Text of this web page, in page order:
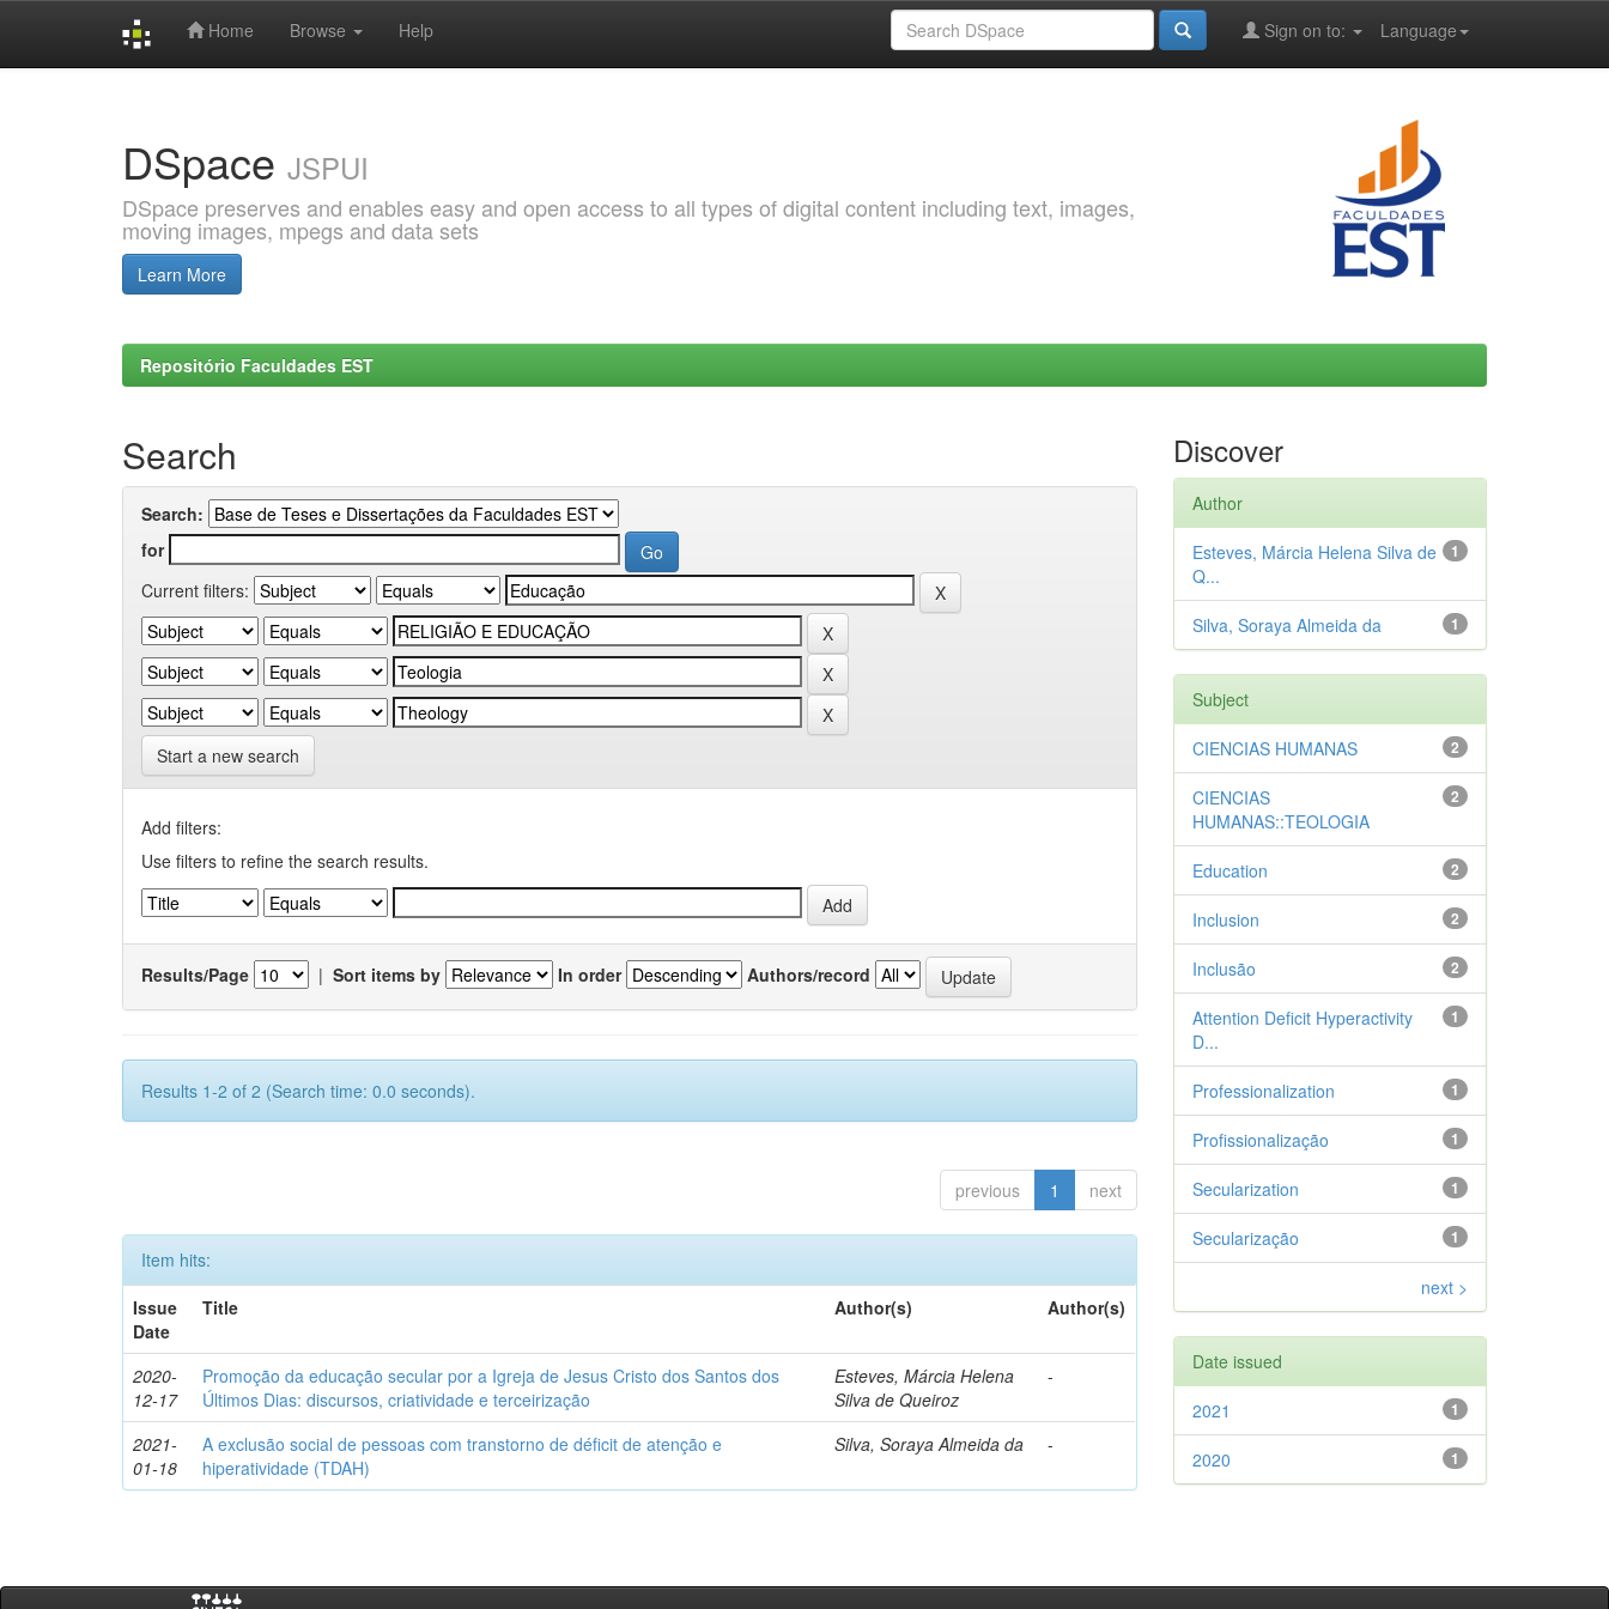
Home Browse Help Language
Sign on to:
DSpace JSPUI
DSpace preserves and enables easy and open access to all types of digital content including text, images,
moving images, mpegs and data sets
Learn More
Repositório Faculdades EST
Search
Search:
for
Current filters:
Start a new search
Add filters:
Use filters to refine the search results.
Results/Page | Sort items by In order Authors/record
Results 1-2 of 2 (Search time: 0.0 seconds).
previous 1 next
Item hits:
Issue
Date
Title Author(s) Author(s)
2020-
12-17
Promoção da educação secular por a Igreja de Jesus Cristo dos Santos dos
Últimos Dias: discursos, criatividade e terceirização
Esteves, Márcia Helena
Silva de Queiroz
-
2021-
01-18
A exclusão social de pessoas com transtorno de déficit de atenção e
hiperatividade (TDAH)
Silva, Soraya Almeida da -
Discover
Author
1
Esteves, Márcia Helena Silva de
Q...
1
Silva, Soraya Almeida da
Subject
2
CIENCIAS HUMANAS
2
CIENCIAS
HUMANAS::TEOLOGIA
2
Education
2
Inclusion
2
Inclusão
1
Attention Deficit Hyperactivity
D...
1
Professionalization
1
Profissionalização
1
Secularization
1
Secularização
next >
Date issued
1
2021
1
2020